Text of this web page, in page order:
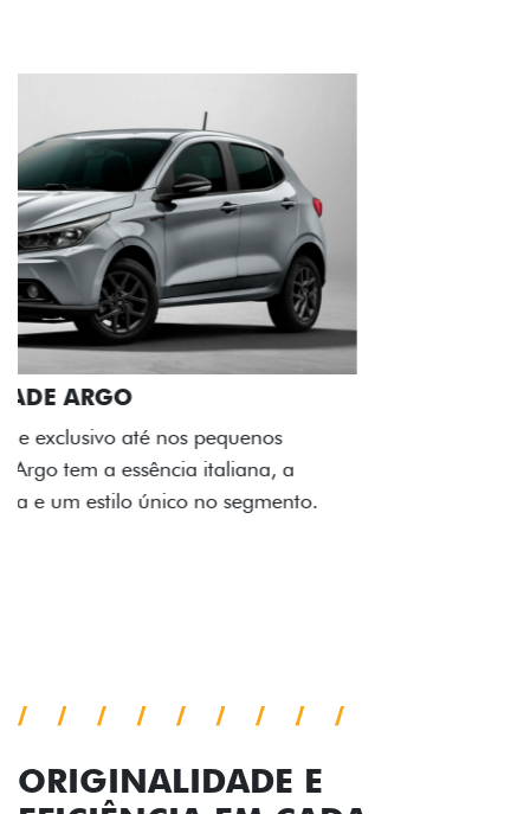
ACABAMENTO E DESIGN INTERNO
A flag italiana e o novo logo Fiat também aparecem
no interior do carro, que possui acabamento
impecável e detalhes escurecidos.
ORIGINALIDADE E